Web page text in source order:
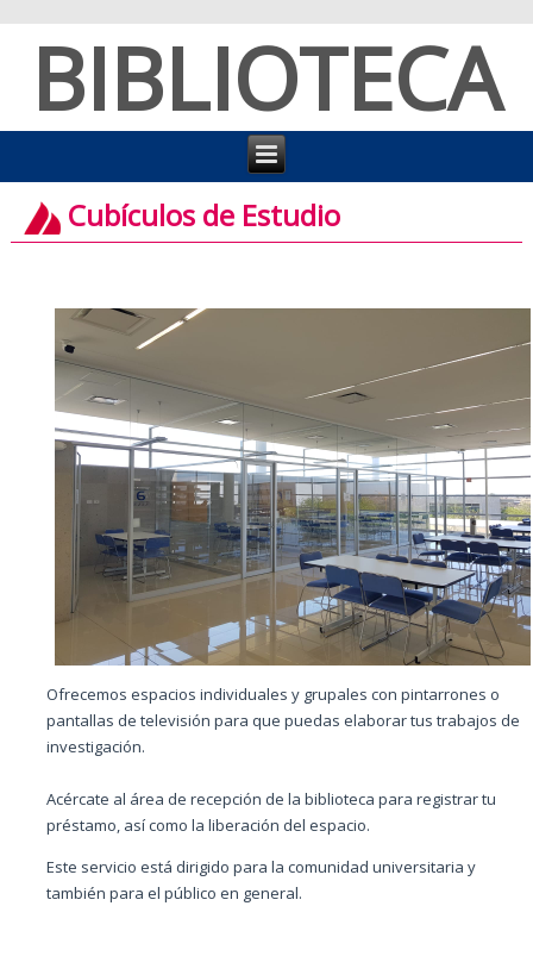
BIBLIOTECA
Cubículos de Estudio
Ofrecemos espacios individuales y grupales con pintarrones o
pantallas de televisión para que puedas elaborar tus trabajos de
investigación.
Acércate al área de recepción de la biblioteca para registrar tu
préstamo, así como la liberación del espacio.
Este servicio está dirigido para la comunidad universitaria y
también para el público en general.